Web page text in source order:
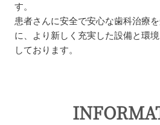
す。
患者さんに安全で安心な歯科治療
に、より新しく充実した設備と環
しております。